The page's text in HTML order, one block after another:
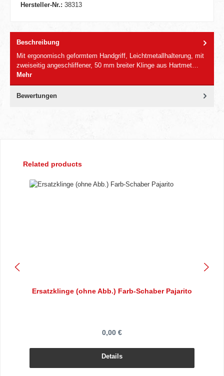
Hersteller-Nr.: 38313
Beschreibung
Mit ergonomisch geformtem Handgriff, Leichtmetallhalterung, mit
zweiseitig angeschliffener, 50 mm breiter Klinge aus Hartmet…
Mehr
Bewertungen
Produktgalerie überspringen
Related products
Ersatzklinge (ohne Abb.) Farb-Schaber Pajarito
0,00 €
Details